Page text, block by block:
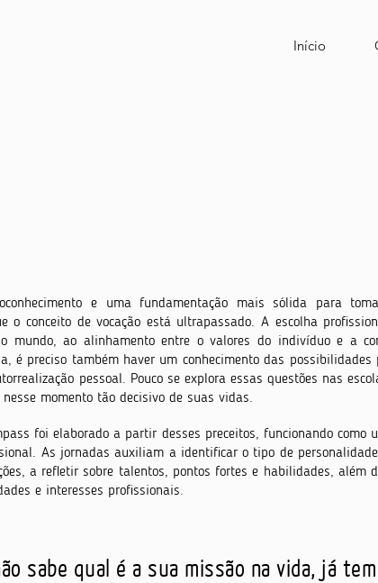
Início
e uma fundamentação mais sólida para
o conceito de vocação está ultrapassado. A escolha
mundo, ao alinhamento entre o valores do indivíduo e a
é preciso também haver um conhecimento das
pessoal. Pouco se explora essas questões nas escol
momento tão decisivo de suas vidas.
foi elaborado a partir desses preceitos, funcionando como
As jornadas auxiliam a identificar o tipo de
a refletir sobre talentos, pontos fortes e habilidades, além
e interesses profissionais.
sabe qual é a sua missão na vida, já